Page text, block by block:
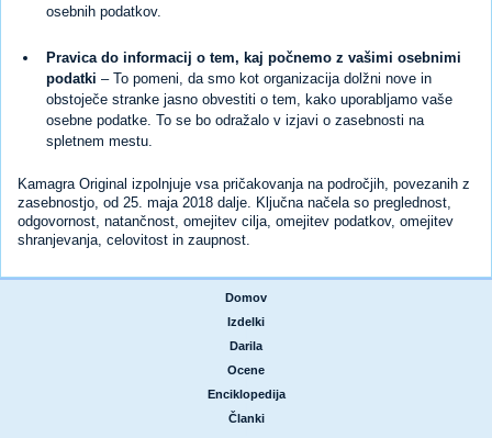
osebnih podatkov.
Pravica do informacij o tem, kaj počnemo z vašimi osebnimi
podatki – To pomeni, da smo kot organizacija dolžni nove in
obstoječe stranke jasno obvestiti o tem, kako uporabljamo vaše
osebne podatke. To se bo odražalo v izjavi o zasebnosti na
spletnem mestu.
Kamagra Original izpolnjuje vsa pričakovanja na področjih, povezanih z
zasebnostjo, od 25. maja 2018 dalje. Ključna načela so preglednost,
odgovornost, natančnost, omejitev cilja, omejitev podatkov, omejitev
shranjevanja, celovitost in zaupnost.
Domov
Izdelki
Darila
Ocene
Enciklopedija
Članki